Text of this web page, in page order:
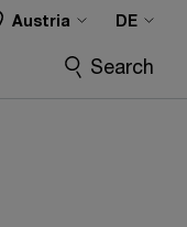
Austria DE
Search